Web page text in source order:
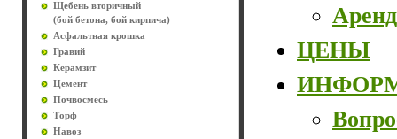
Щебень вторичный
(бой бетона, бой кирпича)
Асфальтная крошка
Гравий
Керамзит
Цемент
Почвосмесь
Торф
Навоз
ЦЕНЫ